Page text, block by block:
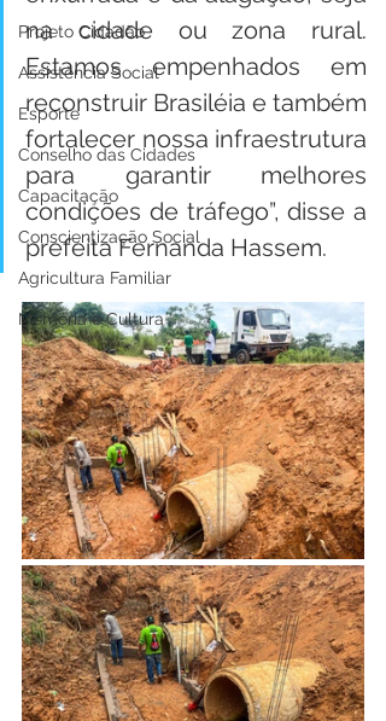
Projeto Cidadão
Assistência Social
Esporte
Conselho das Cidades
Capacitação
Conscientização Social
Agricultura Familiar
Memória e Cultura
na cidade ou zona rural.
Estamos empenhados em
reconstruir Brasiléia e também
fortalecer nossa infraestrutura
para garantir melhores
condições de tráfego”, disse a
prefeita Fernanda Hassem.